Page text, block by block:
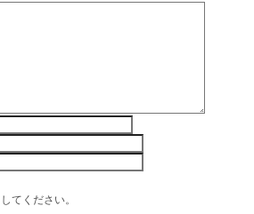
てください。